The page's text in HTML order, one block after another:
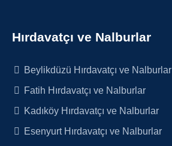
Hırdavatçı ve Nalburlar
Beylikdüzü Hırdavatçı ve Nalburlar
Fatih Hırdavatçı ve Nalburlar
Kadıköy Hırdavatçı ve Nalburlar
Esenyurt Hırdavatçı ve Nalburlar